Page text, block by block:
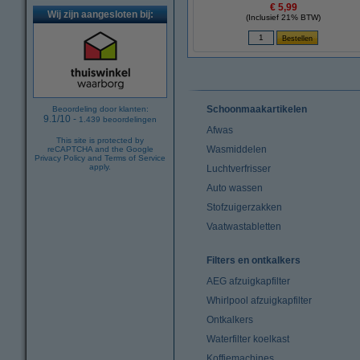
Wij zijn aangesloten bij:
Beoordeling door klanten:
9.1/10 - 1.439 beoordelingen
This site is protected by
reCAPTCHA and the Google
Privacy Policy and Terms of Service
apply.
€ 5,99
(Inclusief 21% BTW)
Schoonmaakartikelen
Afwas
Wasmiddelen
Luchtverfrisser
Auto wassen
Stofzuigerzakken
Vaatwastabletten
Filters en ontkalkers
AEG afzuigkapfilter
Whirlpool afzuigkapfilter
Ontkalkers
Waterfilter koelkast